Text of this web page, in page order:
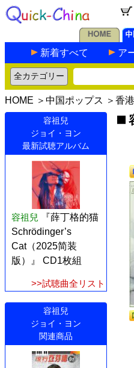
新着すべて ア
HOME ＞ 中国ポップス ＞ 香
容祖兒
ジョイ・ヨン
最新試聴アルバム
容祖兒
『薛丁格的猫
Schrödinger’s
Cat（2025简装
版）』 CD1枚組
>>試聴曲全リスト
容祖兒
ジョイ・ヨン
関連商品